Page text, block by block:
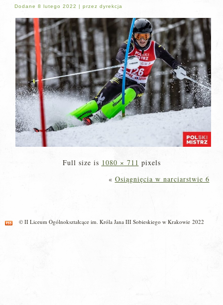
Dodane 8 lutego 2022 |przez dyrekcja
Full size is 1080 × 711 pixels
« Osiągnięcia w narciarstwie 6
© II Liceum Ogólnokształcące im. Króla Jana III Sobieskiego w Krakowie 2022